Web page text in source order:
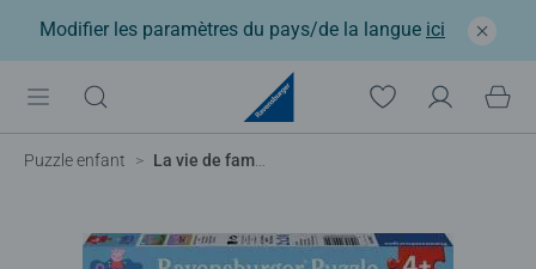
Modifier les paramètres du pays/de la langue ici
Puzzle enfant La vie de famille